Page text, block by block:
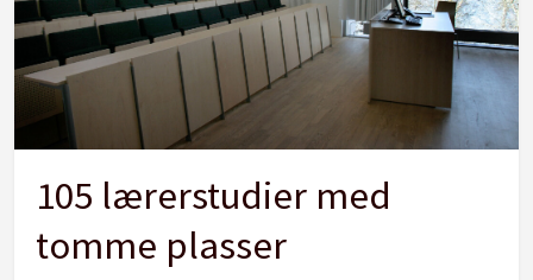
105 lærerstudier med
tomme plasser